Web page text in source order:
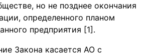
но не позднее окончания
определенного планом
предприятия [1].
Закона касается АО с